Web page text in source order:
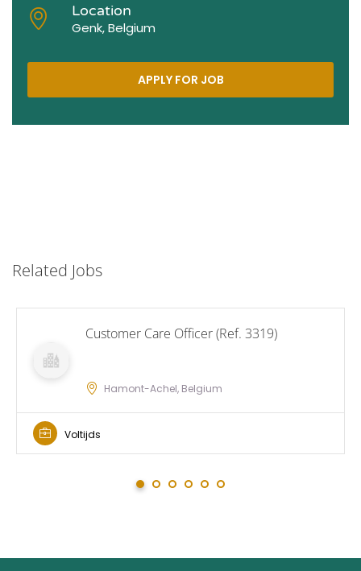
Location
Genk, Belgium
APPLY FOR JOB
Related Jobs
Customer Care Officer (Ref. 3319)
Hamont-Achel, Belgium
Voltijds